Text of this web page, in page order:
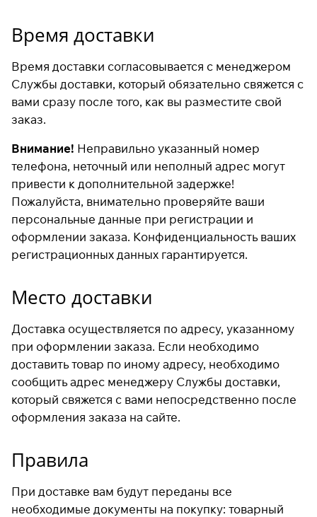
Время доставки
Время доставки согласовывается с менеджером
Службы доставки, который обязательно свяжется с
вами сразу после того, как вы разместите свой
заказ.
Внимание! Неправильно указанный номер
телефона, неточный или неполный адрес могут
привести к дополнительной задержке!
Пожалуйста, внимательно проверяйте ваши
персональные данные при регистрации и
оформлении заказа. Конфиденциальность ваших
регистрационных данных гарантируется.
Место доставки
Доставка осуществляется по адресу, указанному
при оформлении заказа. Если необходимо
доставить товар по иному адресу, необходимо
сообщить адрес менеджеру Службы доставки,
который свяжется с вами непосредственно после
оформления заказа на сайте.
Правила
При доставке вам будут переданы все
необходимые документы на покупку: товарный